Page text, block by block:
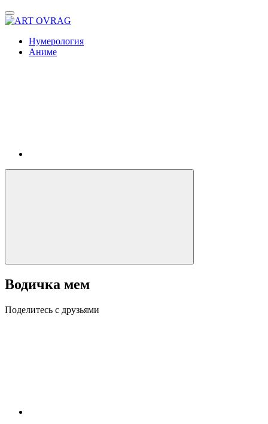
Нумерология
Аниме
Водичка мем
Поделитесь с друзьями